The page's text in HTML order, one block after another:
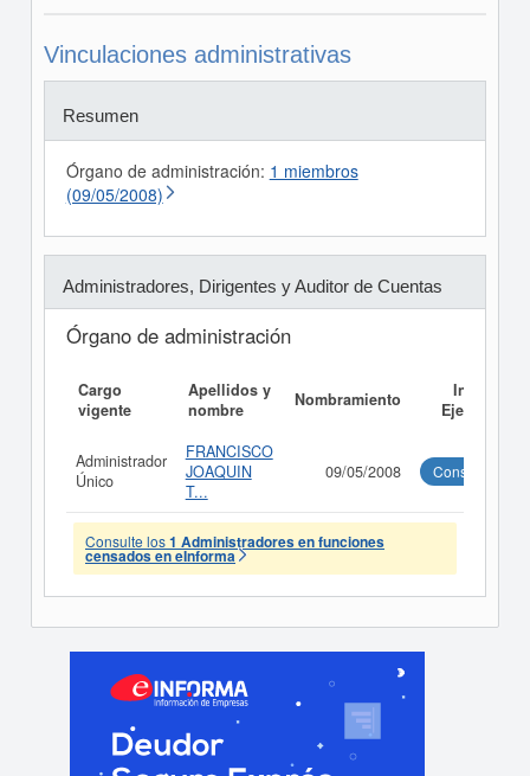
Vinculaciones administrativas
Resumen
Órgano de administración: 1 miembros
(09/05/2008)
Administradores, Dirigentes y Auditor de Cuentas
Órgano de administración
Cargo
vigente
Apellidos y
nombre
Nombramiento
Informe
Ejecutivo
Administrador
Único
FRANCISCO
JOAQUIN
T...
09/05/2008 Consultar
Consulte los1 Administradores en funciones
censados en eInforma